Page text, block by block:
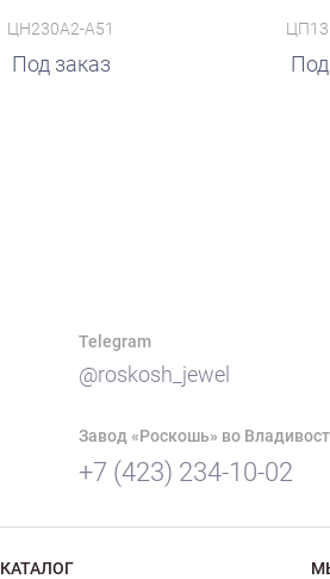
ЦН230А2-А51
Под заказ
Telegram
@roskosh_jewel
Завод «Роскошь» во
+7 (423) 234-10-02
КАТАЛОГ